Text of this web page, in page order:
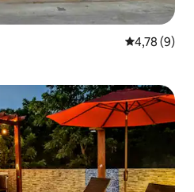
4,78 (9)